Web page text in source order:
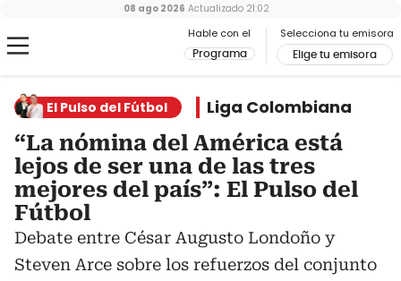
Hable con el
Programa
Selecciona tu emisora
Elige tu emisora
08 ago 2026 Actualizado 21:02
El Pulso del Fútbol Liga Colombiana
“La nómina del América está
lejos de ser una de las tres
mejores del país”: El Pulso del
Fútbol
Debate entre César Augusto Londoño y
Steven Arce sobre los refuerzos del conjunto